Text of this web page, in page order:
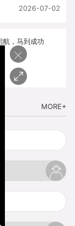
2026-07-02
航，马到成功
MORE+
×